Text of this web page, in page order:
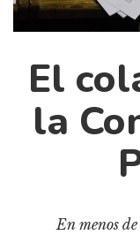
Diccionario portátil
Documentos
Historia material
El
la
En menos